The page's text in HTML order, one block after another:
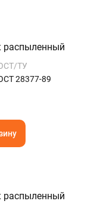
ТУ
28377-89